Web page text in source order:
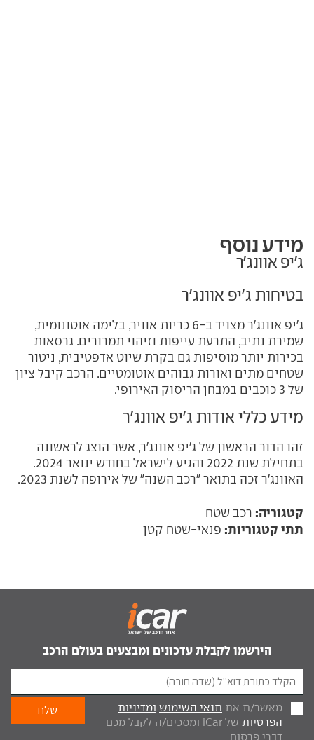
מידע נוסף
ג'יפ אוונג'ר
בטיחות ג'יפ אוונג'ר
ג'יפ אוונג'ר מצויד ב-6 כריות אוויר, בלימה אוטונומית,
שמירת נתיב, התרעת עייפות וזיהוי תמרורים. גרסאות
בכירות יותר מוסיפות גם בקרת שיוט אדפטיבית, ניטור
שטחים מתים ואורות גבוהים אוטומטיים. הרכב קיבל ציון
של 3 כוכבים במבחן הריסוק האירופי.
מידע כללי אודות ג'יפ אוונג'ר
זהו הדור הראשון של ג'יפ אוונג'ר, אשר הוצג לראשונה
בתחילת שנת 2022 והגיע לישראל בחודש ינואר 2024.
האוונג'ר זכה בתואר "רכב השנה" של אירופה לשנת 2023.
קטגוריה: רכב שטח
תתי קטגוריות: פנאי-שטח קטן
הירשמו לקבלת עדכונים ומבצעים בעולם הרכב
מאשר/ת את תנאי השימוש ומדיניות
הפרטיות
של iCar ומסכים/ה לקבל מכם
דברי פרסום.